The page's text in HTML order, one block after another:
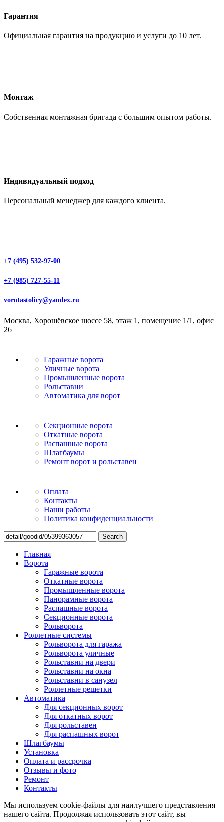
Гарантия
Официальная гарантия на продукцию и услуги до 10 лет.
Монтаж
Собственная монтажная бригада с большим опытом работы.
Индивидуальный подход
Персональный менеджер для каждого клиента.
+7 (495) 532-97-00
+7 (985) 727-55-11
vorotastolicy@yandex.ru
Москва, Хорошёвское шоссе 58, этаж 1, помещение 1/1, офис
26
Гаражные ворота
Уличные ворота
Промышленные ворота
Рольставни
Автоматика для ворот
Секционные ворота
Откатные ворота
Распашные ворота
Шлагбаумы
Ремонт ворот и рольставен
Оплата
Контакты
Наши работы
Политика конфиденциальности
Search
Главная
Ворота
Гаражные ворота
Откатные ворота
Промышленные ворота
Панорамные ворота
Распашные ворота
Секционные ворота
Рольворота
Роллетные системы
Рольворота для гаража
Рольворота уличные
Рольставни на двери
Рольставни на окна
Рольставни в санузел
Роллетные решетки
Автоматика
Для секционных ворот
Для откатных ворот
Для рольставен
Для распашных ворот
Шлагбаумы
Установка
Оплата и рассрочка
Отзывы и фото
Ремонт
Контакты
Мы используем cookie-файлы для наилучшего представления
нашего сайта. Продолжая использовать этот сайт, вы